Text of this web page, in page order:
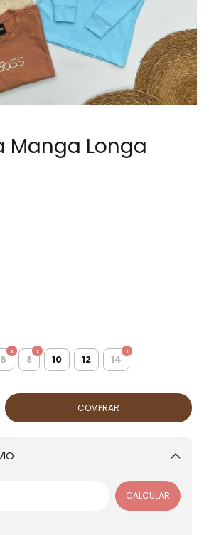
Manga Longa
6 8 10 12 14
Alterar CEP
CALCULAR